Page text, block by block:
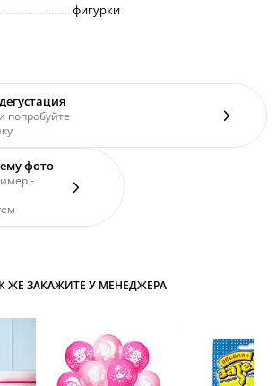
фигурки
попробуйте
фото
-
ЖЕ ЗАКАЖИТЕ У МЕНЕДЖЕРА